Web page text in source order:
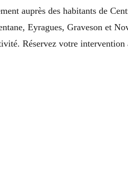
auprès des habitants de
Eyragues, Graveson et
Réservez votre intervention